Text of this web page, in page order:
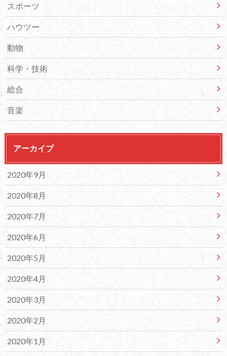
スポーツ
ハウツー
動物
科学・技術
総合
音楽
アーカイブ
2020年9月
2020年8月
2020年7月
2020年6月
2020年5月
2020年4月
2020年3月
2020年2月
2020年1月